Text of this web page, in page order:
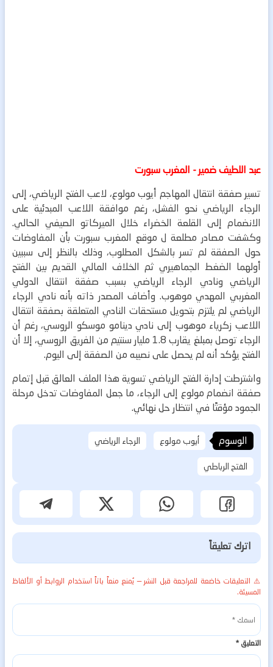
عبد اللطيف ضمير - المغرب سبورت
تسير صفقة انتقال المهاجم أيوب مولوع، لاعب الفتح الرياضي، إلى
الرجاء الرياضي نحو الفشل، رغم موافقة اللاعب المبدئية على
الانضمام إلى القلعة الخضراء خلال الميركاتو الصيفي الحالي.
وكشفت مصادر مطلعة ل موقع المغرب سبورت بأن المفاوضات
حول الصفقة لم تسر بالشكل المطلوب، وذلك بالنظر إلى سببين
أولهما الضغط الجماهيري ثم الخلاف المالي القديم بين الفتح
الرياضي ونادي الرجاء الرياضي بسبب صفقة انتقال الدولي
المغربي المهدي موهوب. وأضاف المصدر ذاته بأنه نادي الرجاء
الرياضي لم يلتزم بتحويل مستحقات النادي المتعلقة بصفقة انتقال
اللاعب زكرياء موهوب إلى نادي دينامو موسكو الروسي، رغم أن
الرجاء توصل بمبلغ يقارب 1.8 مليار سنتيم من الفريق الروسي، إلا أن
الفتح يؤكد أنه لم يحصل على نصيبه من الصفقة إلى اليوم.
واشترطت إدارة الفتح الرياضي تسوية هذا الملف العالق قبل إتمام
صفقة انضمام مولوع إلى الرجاء، ما جعل المفاوضات تدخل مرحلة
الجمود مؤقتًا في انتظار حل نهائي.
الوسوم أيوب مولوع
الرجاء الرياضي
الفتح الرباطي
اترك تعليقاً
⚠️ التعليقات خاضعة للمراجعة قبل النشر — يُمنع منعاً باتاً استخدام الروابط أو الألفاظ
المسيئة.
التعليق*